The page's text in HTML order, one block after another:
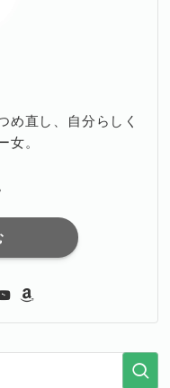
め直し、自分らしく
女。